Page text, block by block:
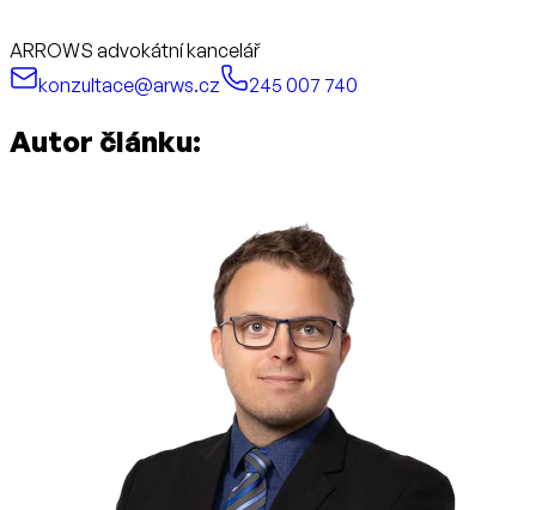
ARROWS advokátní kancelář
konzultace@arws.cz
245 007 740
Autor článku: